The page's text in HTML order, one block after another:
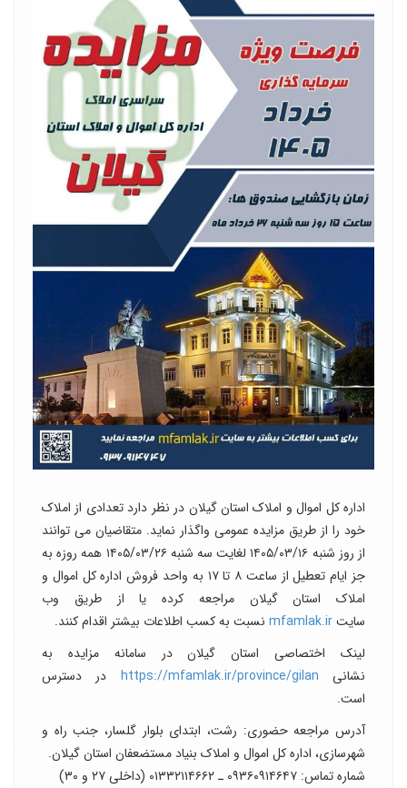
اداره کل اموال و املاک استان گیلان در نظر دارد تعدادی از املاک
خود را از طریق مزایده عمومی واگذار نماید. متقاضیان می توانند
از روز شنبه ۱۴۰۵/۰۳/۱۶ لغایت سه شنبه ۱۴۰۵/۰۳/۲۶ همه روزه به
جز ایام تعطیل از ساعت ۸ تا ۱۷ به واحد فروش اداره کل اموال و
املاک استان گیلان مراجعه کرده یا از طریق وب
سایتmfamlak.ir نسبت به کسب اطلاعات بیشتر اقدام کنند.
لینک اختصاصی استان گیلان در سامانه مزایده به
نشانی https://mfamlak.ir/province/gilan در دسترس
است.
آدرس مراجعه حضوری: رشت، ابتدای بلوار گلسار، جنب راه و
شهرسازی، اداره کل اموال و املاک بنیاد مستضعفان استان گیلان.
شماره تماس: ۰۹۳۶۰۹۱۴۶۴۷ ـ ۰۱۳۳۲۱۱۴۶۶۲ (داخلی ۲۷ و ۳۰)